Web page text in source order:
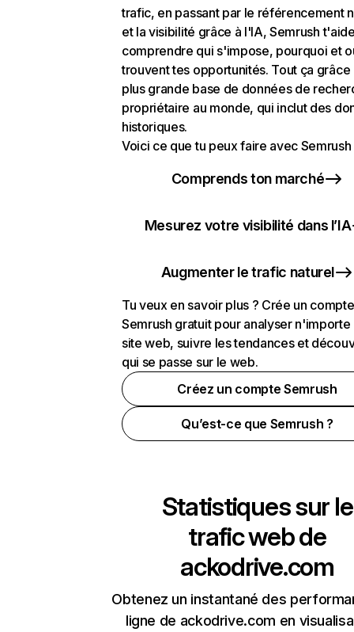
trafic, en passant par le référencement
et la visibilité grâce à l'IA, Semrush
comprendre qui s'impose, pourquoi et
trouvent tes opportunités. Tout ça grâce
plus grande base de données de
propriétaire au monde, qui inclut des
historiques.
Voici ce que tu peux faire avec Semrush
Comprends ton marché
Mesurez votre visibilité dans l’IA
Augmenter le trafic naturel
Tu veux en savoir plus ? Crée un compte
Semrush gratuit pour analyser n'importe
site web, suivre les tendances et
qui se passe sur le web.
Créez un compte Semrush
Qu’est-ce que Semrush ?
Statistiques sur le
trafic web de
ackodrive.com
Obtenez un instantané des
ligne de ackodrive.com en